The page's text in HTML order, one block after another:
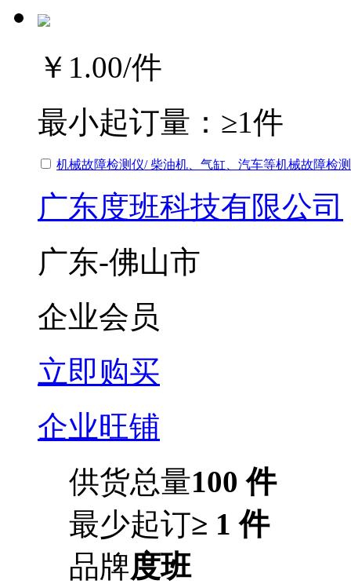
￥1.00/件
最小起订量： ≥1件
机械故障检测仪/ 柴油机、气缸、汽车等机械故障检测
广东度班科技有限公司
广东-佛山市
企业会员
立即购买
企业旺铺
供货总量100 件
最少起订≥ 1 件
品牌度班